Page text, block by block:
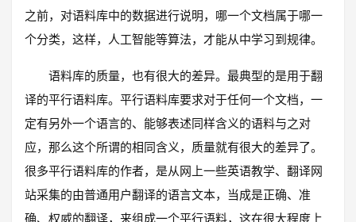
之前，对语料库中的数据进行说明，哪一个文档属于哪一
个分类，这样，人工智能等算法，才能从中学习到规律。
语料库的质量，也有很大的差异。最典型的是用于翻
译的平行语料库。平行语料库要求对于任何一个文档，一
定有另外一个语言的、能够表述同样含义的语料与之对
应，那么这个所谓的相同含义，质量就有很大的差异了。
很多平行语料库的作者，是从网上一些英语教学、翻译网
站采集的由普通用户翻译的语言文本，当成是正确、准
确、权威的翻译，来组成一个平行语料，这在很大程度上